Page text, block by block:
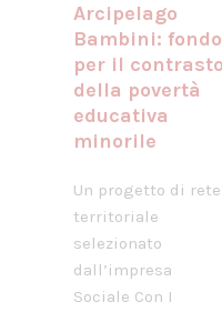
Arcipelago
Bambini: fondo
per il contrasto
della povertà
educativa
minorile
Un progetto di rete
territoriale
selezionato
dall’impresa
Sociale Con I